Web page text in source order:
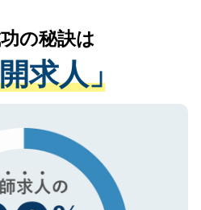
り扱いについての厳密な
た事業者のみに付与され
マークを取得済みです。
してもご安心ください。
の医療機関の状況や紹介
ら、適切なアドバイスを
す。すぐにご転職をされ
的なサポートが可能です
録ください。
の秘訣は
求人」